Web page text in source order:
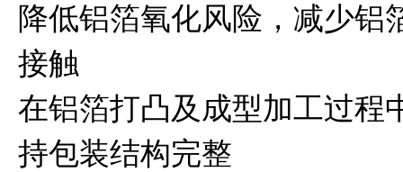
降低铝箔氧化风险，减少铝
接触
在铝箔打凸及成型加工过程
持包装结构完整